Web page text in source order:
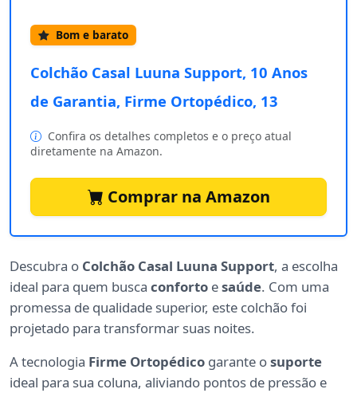
Bom e barato
Colchão Casal Luuna Support, 10 Anos
de Garantia, Firme Ortopédico, 13
Confira os detalhes completos e o preço atual
diretamente na Amazon.
Comprar na Amazon
Descubra o Colchão Casal Luuna Support, a escolha
ideal para quem busca conforto esaúde. Com uma
promessa de qualidade superior, este colchão foi
projetado para transformar suas noites.
A tecnologia Firme Ortopédico garante osuporte
ideal para sua coluna, aliviando pontos de pressão e